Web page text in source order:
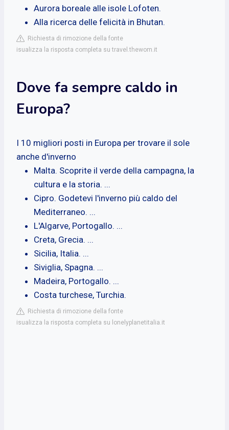
Aurora boreale alle isole Lofoten.
Alla ricerca delle felicità in Bhutan.
Richiesta di rimozione della fonte
isualizza la risposta completa su travel.thewom.it
Dove fa sempre caldo in
Europa?
I 10 migliori posti in Europa per trovare il sole
anche d'inverno
Malta. Scoprite il verde della campagna, la
cultura e la storia. ...
Cipro. Godetevi l'inverno più caldo del
Mediterraneo. ...
L'Algarve, Portogallo. ...
Creta, Grecia. ...
Sicilia, Italia. ...
Siviglia, Spagna. ...
Madeira, Portogallo. ...
Costa turchese, Turchia.
Richiesta di rimozione della fonte
isualizza la risposta completa su lonelyplanetitalia.it